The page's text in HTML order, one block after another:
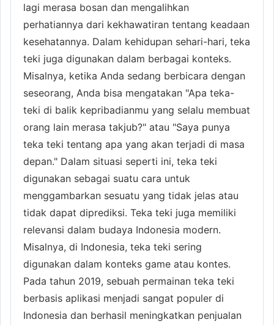
lagi merasa bosan dan mengalihkan
perhatiannya dari kekhawatiran tentang keadaan
kesehatannya. Dalam kehidupan sehari-hari, teka
teki juga digunakan dalam berbagai konteks.
Misalnya, ketika Anda sedang berbicara dengan
seseorang, Anda bisa mengatakan "Apa teka-
teki di balik kepribadianmu yang selalu membuat
orang lain merasa takjub?" atau "Saya punya
teka teki tentang apa yang akan terjadi di masa
depan." Dalam situasi seperti ini, teka teki
digunakan sebagai suatu cara untuk
menggambarkan sesuatu yang tidak jelas atau
tidak dapat diprediksi. Teka teki juga memiliki
relevansi dalam budaya Indonesia modern.
Misalnya, di Indonesia, teka teki sering
digunakan dalam konteks game atau kontes.
Pada tahun 2019, sebuah permainan teka teki
berbasis aplikasi menjadi sangat populer di
Indonesia dan berhasil meningkatkan penjualan